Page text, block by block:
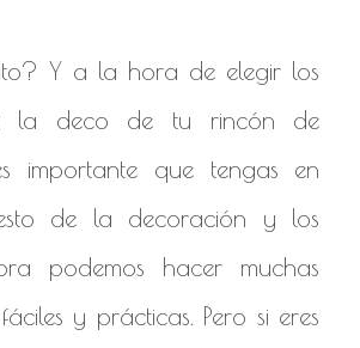
Y a la hora de elegir los
la deco de tu rincón de
importante que tengas en
de la decoración y los
podemos hacer muchas
y prácticas. Pero si eres